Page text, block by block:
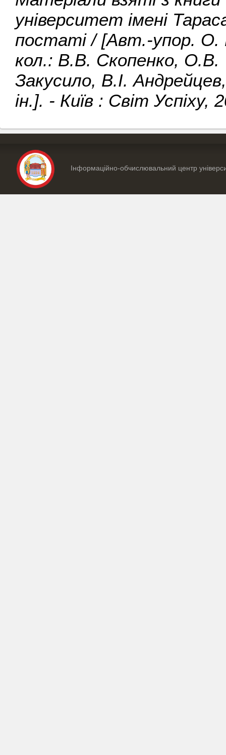
університет імені
постаті / [Авт.-упор.
кол.: В.В. Скопенко,
Закусило, В.І.
ін.]. - Київ : Світ Успіху,
Інформаційно-обчислювальний центр